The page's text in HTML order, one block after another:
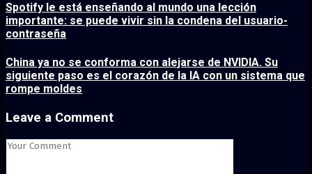
Spotify le está enseñando al mundo una lección
importante: se puede vivir sin la condena del usuario-
contraseña
China ya no se conforma con alejarse de NVIDIA. Su
siguiente paso es el corazón de la IA con un sistema que
rompe moldes
Leave a Comment